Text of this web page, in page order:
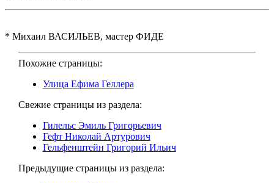
* Михаил ВАСИЛЬЕВ, мастер ФИДЕ
Похожие страницы:
Улица Ефима Геллера
Свежие страницы из раздела:
Гилельс Эмиль Григорьевич
Гефт Николай Артурович
Гельфенштейн Григорий Ильич
Предыдущие страницы из раздела: